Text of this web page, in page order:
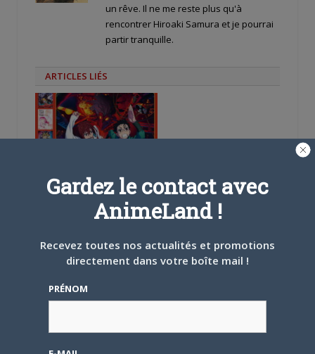
un rêve. Il ne me reste plus qu'à
rencontrer Hiroaki Samura et je pourrai
partir tranquille.
ARTICLES LIÉS
L’AnimeLand Hors-Série
– Spécial Posters est
disponible !
Digimon en préparation
Gardez le contact avec
AnimeLand !
Recevez toutes nos actualités et promotions
directement dans votre boîte mail !
PRÉNOM